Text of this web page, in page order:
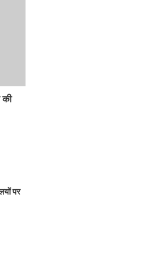
की
पर